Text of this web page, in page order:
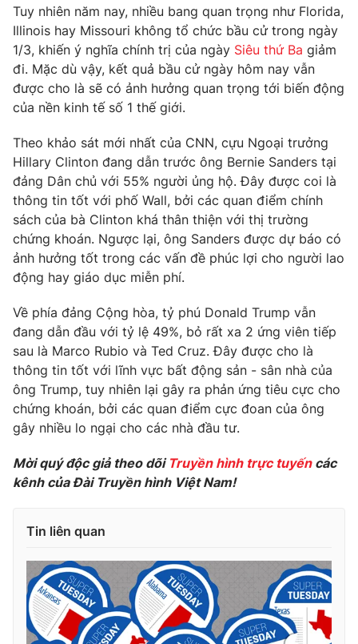
Khán giả
Giải sao mai
Âm nhạc
Sao
Du lịch
Làm đẹp
Chất lượng cuộc sống
Giáo dục
Tuyển sinh
Học trực tuyến
Công nghệ
Hitech Công nghệ tương lai
Sản phẩm
Thị trường
Tư vấn
Lịch phát sóng
Chuyên mục khác
Emagazine Podcast
Photo Infographic
Video Shorts video
VTV Money VTV Thể thao
VTV9 VTV8
Liên hệ tòa soạn English
Tuy nhiên năm nay, nhiều bang quan trọng như Florida,
Illinois hay Missouri không tổ chức bầu cử trong ngày
1/3, khiến ý nghĩa chính trị của ngày Siêu thứ Ba giảm
đi. Mặc dù vậy, kết quả bầu cử ngày hôm nay vẫn
được cho là sẽ có ảnh hưởng quan trọng tới biến động
của nền kinh tế số 1 thế giới.
Theo khảo sát mới nhất của CNN, cựu Ngoại trưởng
Hillary Clinton đang dẫn trước ông Bernie Sanders tại
đảng Dân chủ với 55% người ủng hộ. Đây được coi là
thông tin tốt với phố Wall, bởi các quan điểm chính
sách của bà Clinton khá thân thiện với thị trường
chứng khoán. Ngược lại, ông Sanders được dự báo có
ảnh hưởng tốt trong các vấn đề phúc lợi cho người lao
động hay giáo dục miễn phí.
Về phía đảng Cộng hòa, tỷ phú Donald Trump vẫn
đang dẫn đầu với tỷ lệ 49%, bỏ rất xa 2 ứng viên tiếp
sau là Marco Rubio và Ted Cruz. Đây được cho là
thông tin tốt với lĩnh vực bất động sản - sân nhà của
ông Trump, tuy nhiên lại gây ra phản ứng tiêu cực cho
chứng khoán, bởi các quan điểm cực đoan của ông
gây nhiều lo ngại cho các nhà đầu tư.
Mời quý độc giả theo dõi Truyền hình trực tuyếncác
kênh của Đài Truyền hình Việt Nam!
Tin liên quan